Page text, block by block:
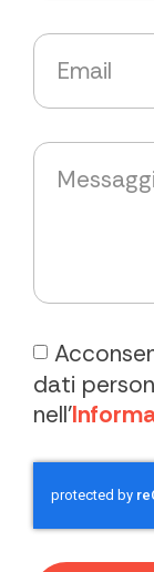
dati
nell'